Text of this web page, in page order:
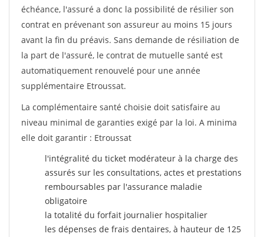
échéance, l'assuré a donc la possibilité de résilier son
contrat en prévenant son assureur au moins 15 jours
avant la fin du préavis. Sans demande de résiliation de
la part de l'assuré, le contrat de mutuelle santé est
automatiquement renouvelé pour une année
supplémentaire Etroussat.
La complémentaire santé choisie doit satisfaire au
niveau minimal de garanties exigé par la loi. A minima
elle doit garantir : Etroussat
l'intégralité du ticket modérateur à la charge des
assurés sur les consultations, actes et prestations
remboursables par l'assurance maladie
obligatoire
la totalité du forfait journalier hospitalier
les dépenses de frais dentaires, à hauteur de 125